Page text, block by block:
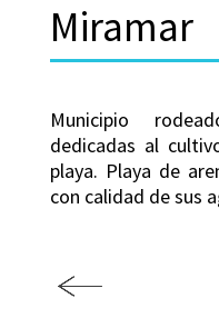
Miramar
Municipio
dedicadas al
playa. Playa de
con calidad de sus